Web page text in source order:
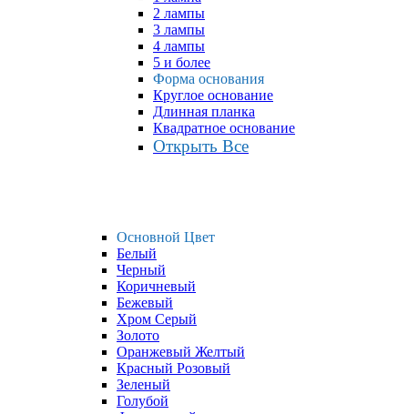
2 лампы
3 лампы
4 лампы
5 и более
Форма основания
Круглое основание
Длинная планка
Квадратное основание
Открыть Все
Основной Цвет
Белый
Черный
Коричневый
Бежевый
Хром Серый
Золото
Оранжевый Желтый
Красный Розовый
Зеленый
Голубой